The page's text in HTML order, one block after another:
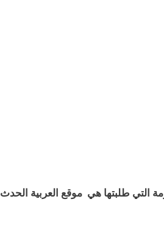
التي طلبتها هي موقع العربية الحدث